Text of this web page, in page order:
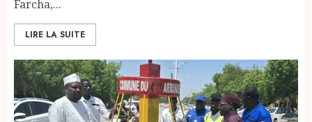
Farcha,...
LIRE LA SUITE